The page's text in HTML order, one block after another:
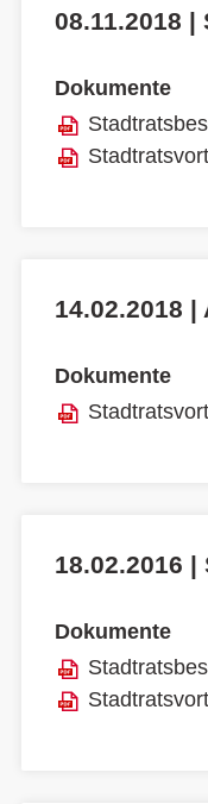
08.11.2018 |
Dokumente
14.02.2018
Dokumente
18.02.2016 |
Dokumente